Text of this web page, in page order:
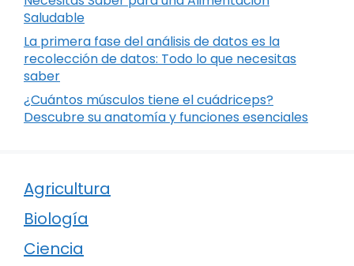
Saludable
La primera fase del análisis de datos es la
recolección de datos: Todo lo que necesitas
saber
¿Cuántos músculos tiene el cuádriceps?
Descubre su anatomía y funciones esenciales
Agricultura
Biología
Ciencia